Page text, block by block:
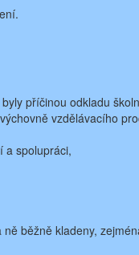
příčinou odkladu
vzdělávacího
a spolupráci,
běžně kladeny,